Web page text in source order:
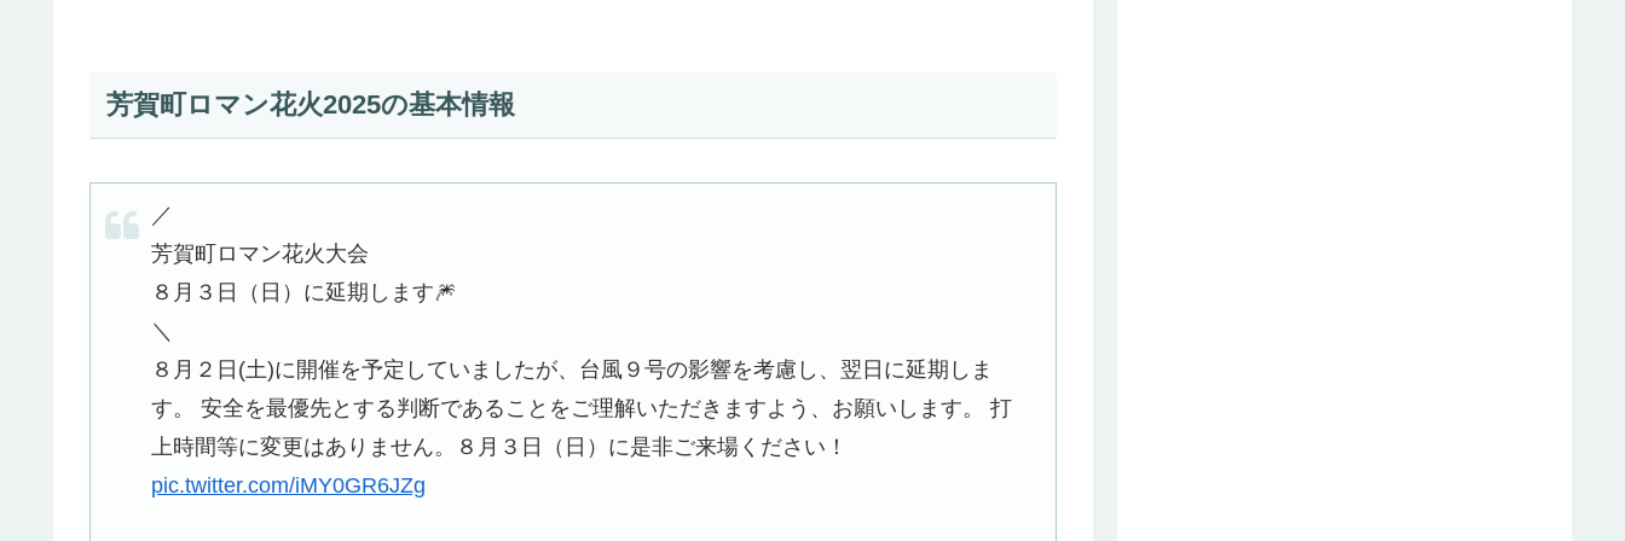
芳賀町ロマン花火2025の基本情報
／
芳賀町ロマン花火大会
８月３日（日）に延期します🎆
＼
８月２日(土)に開催を予定していましたが、台風９号の影響を考慮し、翌日に延期しま
す。 安全を最優先とする判断であることをご理解いただきますよう、お願いします。 打
上時間等に変更はありません。８月３日（日）に是非ご来場ください！
pic.twitter.com/iMY0GR6JZg